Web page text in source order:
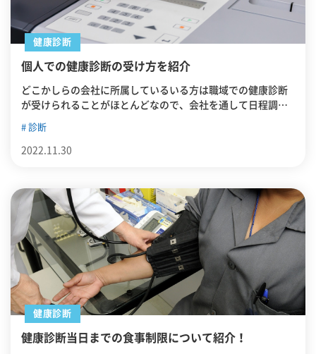
健康診断
個人での健康診断の受け方を紹介
どこかしらの会社に所属しているいる方は職域での健康診断
が受けられることがほとんどなので、会社を通して日程調整
事業の場合や、パート・アルバイトが健康診断の対象外とな
る場合は、個人で健康診断を受けることとなります。この記
診断
2022.11.30
健康診断
健康診断当日までの食事制限について紹介！